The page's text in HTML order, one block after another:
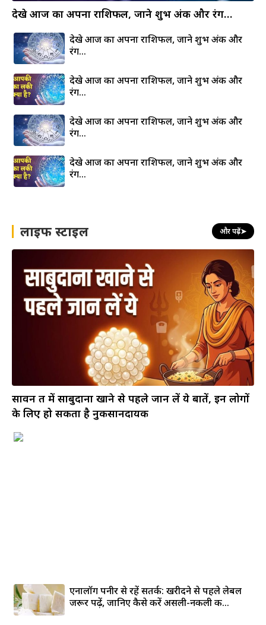
देखे आज का अपना राशिफल, जाने शुभ अंक और रंग…
देखे आज का अपना राशिफल, जाने शुभ अंक और
रंग…
देखे आज का अपना राशिफल, जाने शुभ अंक और
रंग…
देखे आज का अपना राशिफल, जाने शुभ अंक और
रंग…
देखे आज का अपना राशिफल, जाने शुभ अंक और
रंग…
लाइफ स्टाइल और पढ़ें➤
सावन व्रत में साबुदाना खाने से पहले जान लें ये बातें, इन लोगों
के लिए हो सकता है नुकसानदायक
एनालॉग पनीर से रहें सतर्क: खरीदने से पहले लेबल
जरूर पढ़ें, जानिए कैसे करें असली-नकली की...